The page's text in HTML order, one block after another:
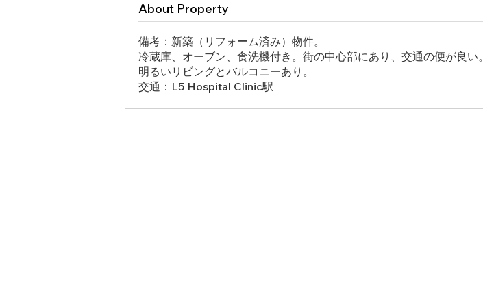
About Property
備考：新築（リフォーム済み）物件。
冷蔵庫、オーブン、食洗機付き。街の中心部にあり、交通の便が良い。
明るいリビングとバルコニーあり。
交通：L5 Hospital Clinic駅